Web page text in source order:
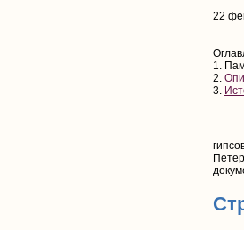
22
1.
2.
3.